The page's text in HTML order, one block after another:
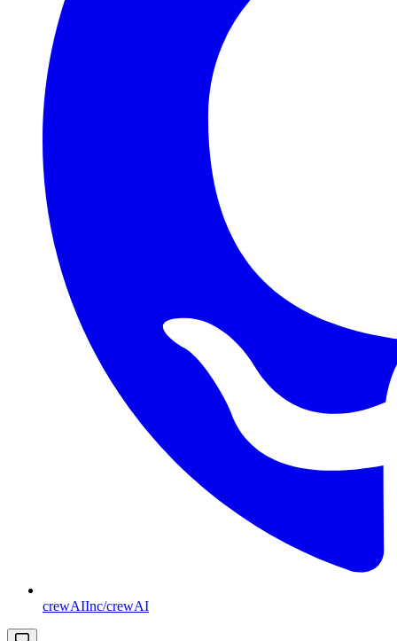
crewAIInc/crewAI